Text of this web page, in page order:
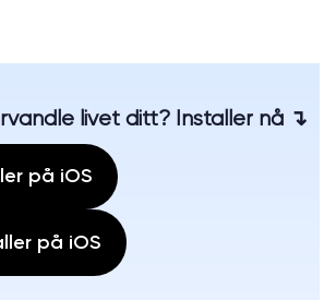
livet ditt? Installer nå ↴
på iOS
på iOS